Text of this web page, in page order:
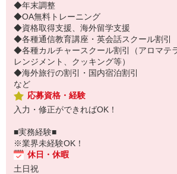
◆年末調整
◆OA無料トレーニング
◆資格取得支援、海外留学支援
◆各種通信教育講座・英会話スクール割引
◆各種カルチャースクール割引（アロマテ
レンジメント、クッキング等）
◆海外旅行の割引・国内宿泊割引
など
応募資格・経験
入力・修正ができればOK！
■実務経験■
※業界未経験OK！
休日・休暇
土日祝